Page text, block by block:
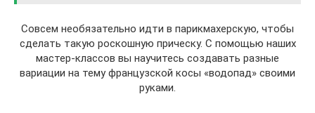
Совсем необязательно идти в парикмахерскую, чтобы
сделать такую роскошную прическу. С помощью наших
мастер-классов вы научитесь создавать разные
вариации на тему французской косы «водопад» своими
руками.